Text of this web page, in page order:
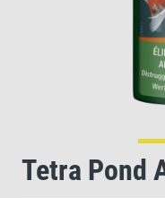
Tetra Pond